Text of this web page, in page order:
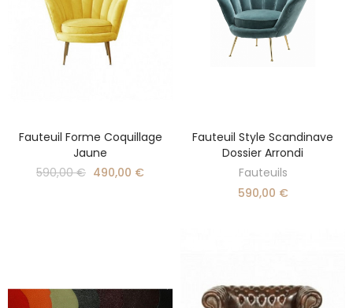
AJOUTER AU PANIER
Fauteuil Forme Coquillage
Jaune
590,00 € 490,00 €
DÉCOUVRIR
Fauteuil Style Scandinave
Dossier Arrondi
Fauteuils
590,00 €